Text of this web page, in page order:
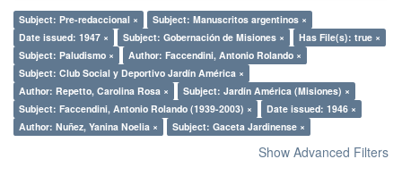
Subject: Pre-redaccional ×
Subject: Manuscritos argentinos ×
Date issued: 1947 ×
Subject: Gobernación de Misiones ×
Has File(s): true ×
Subject: Paludismo ×
Author: Faccendini, Antonio Rolando ×
Subject: Club Social y Deportivo Jardín América ×
Author: Repetto, Carolina Rosa ×
Subject: Jardín América (Misiones) ×
Subject: Faccendini, Antonio Rolando (1939-2003) ×
Date issued: 1946 ×
Author: Nuñez, Yanina Noelia ×
Subject: Gaceta Jardinense ×
Show Advanced Filters